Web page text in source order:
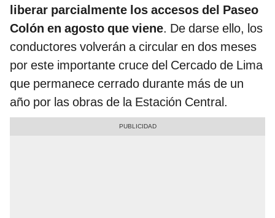
liberar parcialmente los accesos del Paseo
Colón en agosto que viene. De darse ello, los
conductores volverán a circular en dos meses
por este importante cruce del Cercado de Lima
que permanece cerrado durante más de un
año por las obras de la Estación Central.